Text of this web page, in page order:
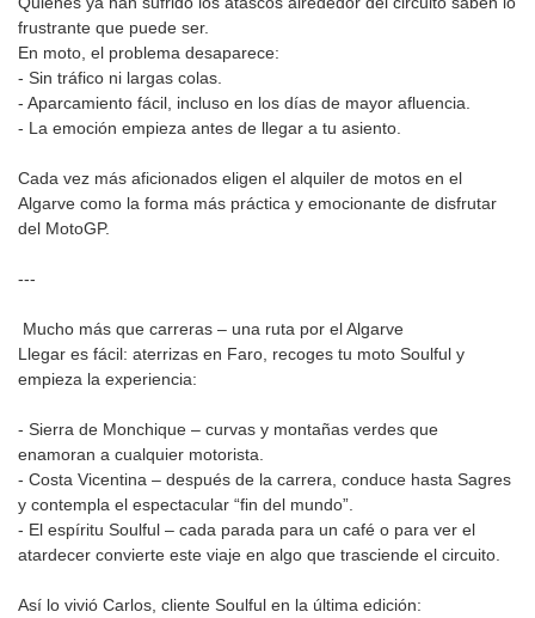
frustrante que puede ser.
En moto, el problema desaparece:
- Sin tráfico ni largas colas.
- Aparcamiento fácil, incluso en los días de mayor afluencia.
- La emoción empieza antes de llegar a tu asiento.
Cada vez más aficionados eligen el alquiler de motos en el
Algarve como la forma más práctica y emocionante de disfrutar
del MotoGP.
---
Mucho más que carreras – una ruta por el Algarve
Llegar es fácil: aterrizas en Faro, recoges tu moto Soulful y
empieza la experiencia:
- Sierra de Monchique – curvas y montañas verdes que
enamoran a cualquier motorista.
- Costa Vicentina – después de la carrera, conduce hasta Sagres
y contempla el espectacular “fin del mundo”.
- El espíritu Soulful – cada parada para un café o para ver el
atardecer convierte este viaje en algo que trasciende el circuito.
Así lo vivió Carlos, cliente Soulful en la última edición: